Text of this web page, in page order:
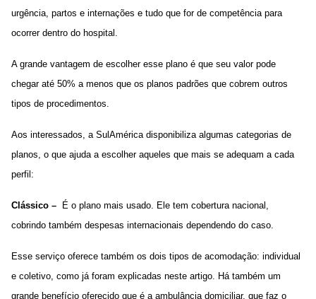
urgência, partos e internações e tudo que for de competência para
ocorrer dentro do hospital.
A grande vantagem de escolher esse plano é que seu valor pode
chegar até 50% a menos que os planos padrões que cobrem outros
tipos de procedimentos.
Aos interessados, a SulAmérica disponibiliza algumas categorias de
planos, o que ajuda a escolher aqueles que mais se adequam a cada
perfil:
Clássico –
É o plano mais usado. Ele tem cobertura nacional,
cobrindo também despesas internacionais dependendo do caso.
Esse serviço oferece também os dois tipos de acomodação: individual
e coletivo, como já foram explicadas neste artigo. Há também um
grande benefício oferecido que é a ambulância domiciliar, que faz o